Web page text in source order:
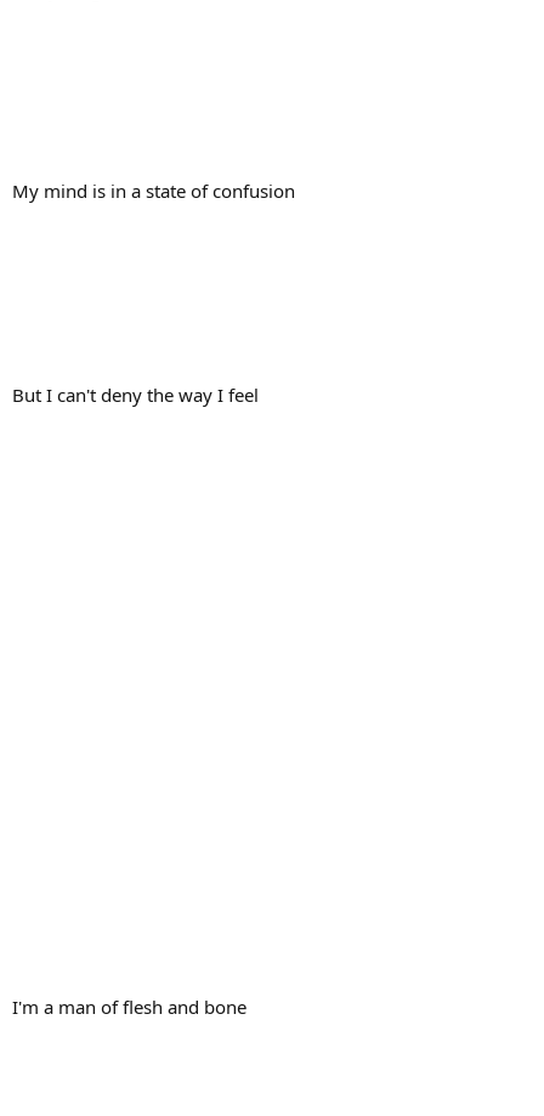
My mind is in a state of confusion
But I can't deny the way I feel
I'm a man of flesh and bone